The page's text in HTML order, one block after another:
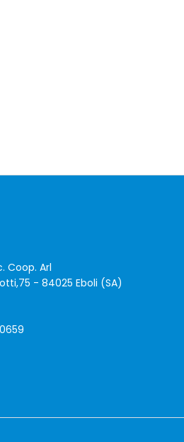
Coop. Arl
- 84025 Eboli (SA)